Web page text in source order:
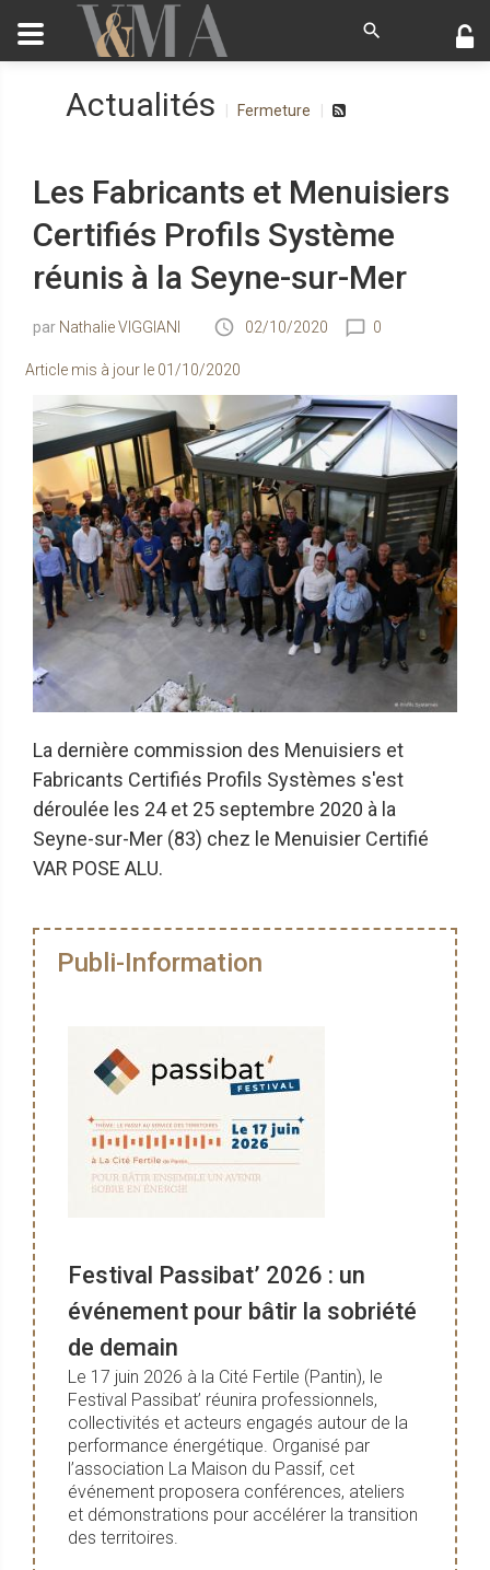
Actualités Fermeture
Les Fabricants et Menuisiers
Certifiés Profils Système
réunis à la Seyne-sur-Mer
Nathalie VIGGIANI 02/10/2020 0
Article mis à jour le 01/10/2020
La dernière commission des Menuisiers et
Fabricants Certifiés Profils Systèmes s'est
déroulée les 24 et 25 septembre 2020 à la
Seyne-sur-Mer (83) chez le Menuisier Certifié
VAR POSE ALU.
Publi-Information
Festival Passibat’ 2026 : un
événement pour bâtir la sobriété
de demain
Le 17 juin 2026 à la Cité Fertile (Pantin), le
Festival Passibat’ réunira professionnels,
collectivités et acteurs engagés autour de la
performance énergétique. Organisé par
l’association La Maison du Passif, cet
événement proposera conférences, ateliers
et démonstrations pour accélérer la transition
des territoires.